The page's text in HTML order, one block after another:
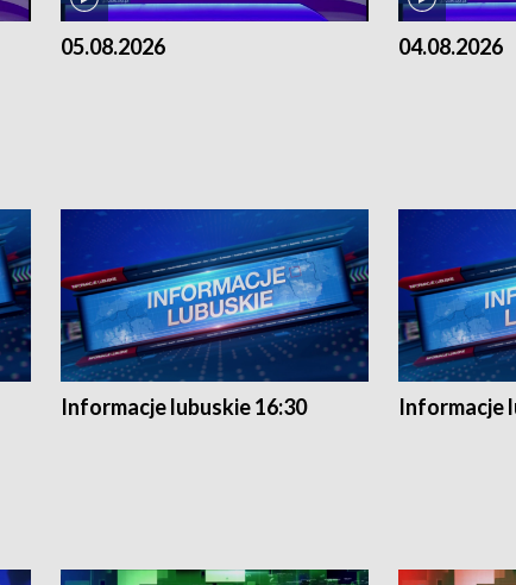
05.08.2026 04.08.2026
Informacje lubuskie 16:30 Informacje